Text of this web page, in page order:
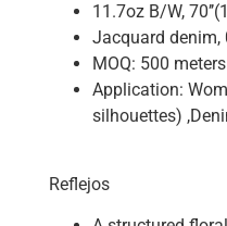
11.7oz B/W,
Jacquard denim,
MOQ: 500 meters
Application:
silhouettes)
Reflejos